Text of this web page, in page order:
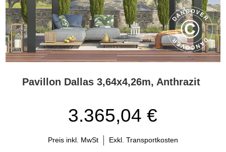
Pavillon Dallas 3,64x4,26m, Anthrazit
3.365,04 €
Preis inkl. MwSt Exkl. Transportkosten